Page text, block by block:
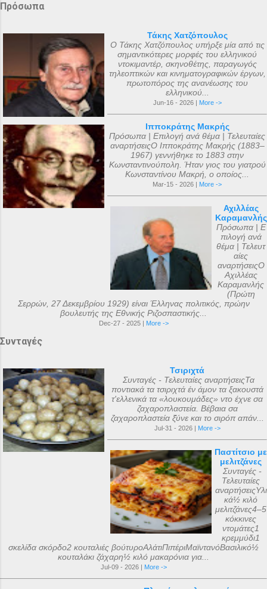
Πρόσωπα
Τάκης Χατζόπουλος
Ο Τάκης Χατζόπουλος υπήρξε μία από τις
σημαντικότερες μορφές του ελληνικού
ντοκιμαντέρ, σκηνοθέτης, παραγωγός
τηλεοπτικών και κινηματογραφικών έργων,
πρωτοπόρος της ανανέωσης του
ελληνικού...
Jun-16 - 2026 | More ->
Ιπποκράτης Μακρής
Πρόσωπα | Επιλογή ανά θέμα | Τελευταίες
αναρτήσειςΟ Ιπποκράτης Μακρής (1883–
1967) γεννήθηκε το 1883 στην
Κωνσταντινούπολη. Ήταν γιος του γιατρού
Κωνσταντίνου Μακρή, ο οποίος...
Mar-15 - 2026 | More ->
Αχιλλέας
Καραμανλής
Πρόσωπα | Ε
πιλογή ανά
θέμα | Τελευτ
αίες
αναρτήσειςΟ
Αχιλλέας
Καραμανλής
(Πρώτη
Σερρών, 27 Δεκεμβρίου 1929) είναι Έλληνας πολιτικός, πρώην
βουλευτής της Εθνικής Ριζοσπαστικής...
Dec-27 - 2025 | More ->
Συνταγές
Τσιριχτά
Συνταγές - Τελευταίες αναρτήσειςΤα
ποντιακά τα τσιριχτά έν άμον τα ξακουστά
τ'ελλενικά τα «λουκουμάδες» ντο έχνε σα
ζαχαροπλαστεία. Βέβαια σα
ζαχαροπλαστεία ξ̌ύνε και το σιρόπ απάν...
Jul-31 - 2026 | More ->
Παστίτσιο με
μελιτζάνες
Συνταγές -
Τελευταίες
αναρτήσειςΥλι
κά½ κιλό
μελιτζάνες4–5
κόκκινες
ντομάτες1
κρεμμύδι1
σκελίδα σκόρδο2 κουταλιές βούτυροΑλάτιΠιπέριΜαϊντανόΒασιλικό½
κουταλάκι ζάχαρη½ κιλό μακαρόνια για...
Jul-09 - 2026 | More ->